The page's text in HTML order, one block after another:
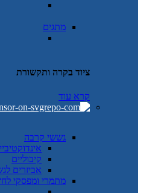
מתגים
ציוד בקרה ותקשורת
קרא עוד
גששי קרבה
קיבוליים
אביזרים
מתמרי ומפסקי